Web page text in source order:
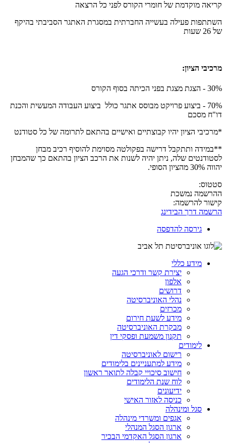
קריאה מוקדמת של חומרי הקורס לפני כל הרצאה
השתתפות פעילה בעשייה החברתית במסגרת האתגר הסביבתי בהיקף
של 26 שעות
מרכיבי הציון:
30% - הצגת מצגת בפני הכיתה בסוף הקורס
70% - ביצוע פרויקט מבוסס אתגר כולל ביצוע העבודה המעשית והכנת
דו"ח מסכם
*מרכיבי הציון יהיו קבוצתיים ואישיים בהתאם לתרומה של כל סטודנט
**במידה ותתקבל דרישה בפקולטה מסוימת להוסיף רכיב מבחן
לסטודנטים שלה, ניתן יהיה לשנות את הרכב הציון בהתאם כך שהמבחן
יהווה 30% מהציון הסופי.
סטטוס:
ההרשמה נמשכת
קישור להרשמה:
הרשמה דרך הבידינג
גירסה להדפסה
מידע כללי
יצירת קשר ודרכי הגעה
אלפון
דרושים
נהלי האוניברסיטה
מכרזים
מידע לשעת חירום
מבקרת האוניברסיטה
תקנון משמעת ופסקי דין
לימודים
רישום לאוניברסיטה
מידע למתעניינים בלימודים
חישוב סיכויי קבלה לתואר ראשון
לוח שנת הלימודים
ידיעונים
כניסה לאזור האישי
סגל ומינהלה
אגפים ומשרדי מינהלה
ארגון הסגל המנהלי
ארגון הסגל האקדמי הבכיר